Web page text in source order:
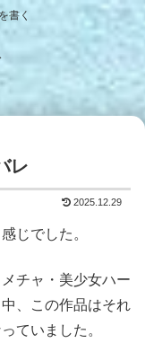
書く
レ
2025.12.29
じでした。
チャ・美少女ハー
、この作品はそれ
ていました。